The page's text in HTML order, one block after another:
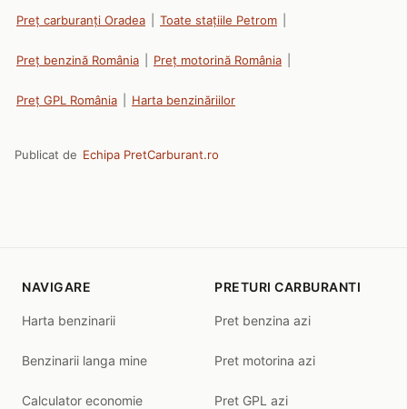
Preț carburanți Oradea Toate stațiile Petrom
Preț benzină România Preț motorină România
Preț GPL România Harta benzinăriilor
Publicat de Echipa PretCarburant.ro
NAVIGARE
Harta benzinarii
Benzinarii langa mine
Calculator economie
PRETURI CARBURANTI
Pret benzina azi
Pret motorina azi
Pret GPL azi